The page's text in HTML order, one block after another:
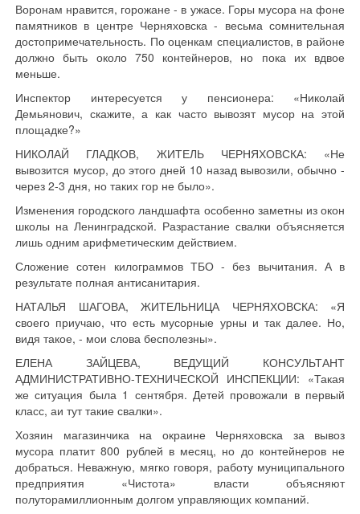
Воронам нравится, горожане - в ужасе. Горы мусора на фоне
памятников в центре Черняховска - весьма сомнительная
достопримечательность. По оценкам специалистов, в районе
должно быть около 750 контейнеров, но пока их вдвое
меньше.
Инспектор интересуется у пенсионера: «Николай
Демьянович, скажите, а как часто вывозят мусор на этой
площадке?»
НИКОЛАЙ ГЛАДКОВ, ЖИТЕЛЬ ЧЕРНЯХОВСКА: «Не
вывозится мусор, до этого дней 10 назад вывозили, обычно -
через 2-3 дня, но таких гор не было».
Изменения городского ландшафта особенно заметны из окон
школы на Ленинградской. Разрастание свалки объясняется
лишь одним арифметическим действием.
Сложение сотен килограммов ТБО - без вычитания. А в
результате полная антисанитария.
НАТАЛЬЯ ШАГОВА, ЖИТЕЛЬНИЦА ЧЕРНЯХОВСКА: «Я
своего приучаю, что есть мусорные урны и так далее. Но,
видя такое, - мои слова бесполезны».
ЕЛЕНА ЗАЙЦЕВА, ВЕДУЩИЙ КОНСУЛЬТАНТ
АДМИНИСТРАТИВНО-ТЕХНИЧЕСКОЙ ИНСПЕКЦИИ: «Такая
же ситуация была 1 сентября. Детей провожали в первый
класс, аи тут такие свалки».
Хозяин магазинчика на окраине Черняховска за вывоз
мусора платит 800 рублей в месяц, но до контейнеров не
добраться. Неважную, мягко говоря, работу муниципального
предприятия «Чистота» власти объясняют
полуторамиллионным долгом управляющих компаний.